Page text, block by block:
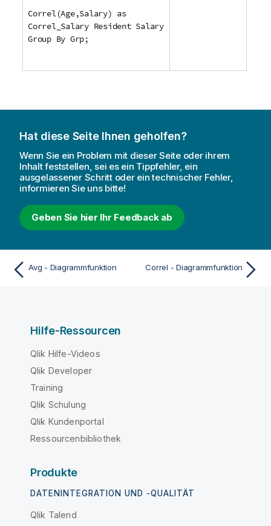
Correl(Age,Salary) as
Correl_Salary Resident Salary
Group By Grp;
Hat diese Seite Ihnen geholfen?
Wenn Sie ein Problem mit dieser Seite oder ihrem
Inhalt feststellen, sei es ein Tippfehler, ein
ausgelassener Schritt oder ein technischer Fehler,
informieren Sie uns bitte!
Geben Sie hier Ihr Feedback ab
Avg - Diagrammfunktion Correl - Diagrammfunktion
Hilfe-Ressourcen
Qlik Hilfe-Videos
Qlik Developer
Training
Qlik Schulung
Qlik Kundenportal
Ressourcenbibliothek
Produkte
DATENINTEGRATION UND -QUALITÄT
Qlik Talend